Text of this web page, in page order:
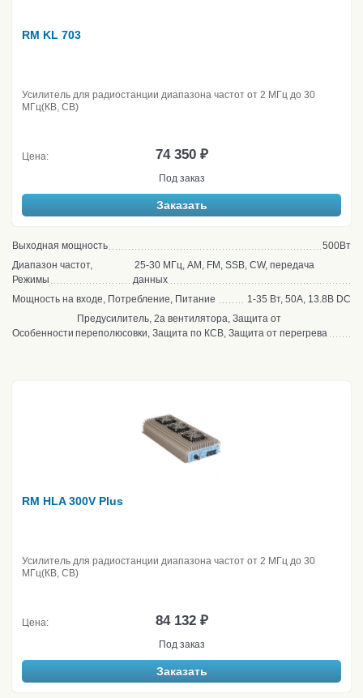
RM KL 703
Усилитель для радиостанции диапазона частот от 2 МГц до 30
МГц(КВ, CB)
Цена: 74 350 ₽
Под заказ
Заказать
Выходная мощность
500Вт
Диапазон частот,
Режимы
25-30 МГц, AM, FM, SSB, CW, передача
данных
Мощность на входе, Потребление, Питание
1-35 Вт, 50А, 13.8В DC
Особенности
Предусилитель, 2а вентилятора, Защита от
переполюсовки, Защита по КСВ, Защита от перегрева
RM HLA 300V Plus
Усилитель для радиостанции диапазона частот от 2 МГц до 30
МГц(КВ, CB)
Цена: 84 132 ₽
Под заказ
Заказать